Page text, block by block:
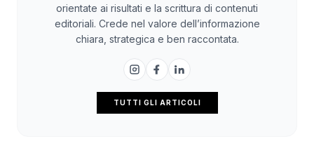
orientate ai risultati e la scrittura di contenuti
editoriali. Crede nel valore dell’informazione
chiara, strategica e ben raccontata.
TUTTI GLI ARTICOLI